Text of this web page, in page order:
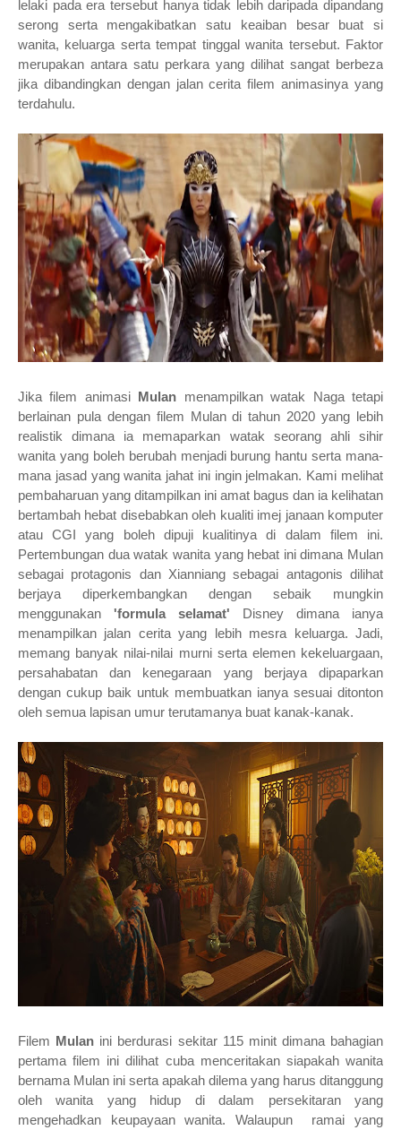
lelaki pada era tersebut hanya tidak lebih daripada dipandang
serong serta mengakibatkan satu keaiban besar buat si
wanita, keluarga serta tempat tinggal wanita tersebut. Faktor
merupakan antara satu perkara yang dilihat sangat berbeza
jika dibandingkan dengan jalan cerita filem animasinya yang
terdahulu.
Jika filem animasi Mulan menampilkan watak Naga tetapi
berlainan pula dengan filem Mulan di tahun 2020 yang lebih
realistik dimana ia memaparkan watak seorang ahli sihir
wanita yang boleh berubah menjadi burung hantu serta mana-
mana jasad yang wanita jahat ini ingin jelmakan. Kami melihat
pembaharuan yang ditampilkan ini amat bagus dan ia kelihatan
bertambah hebat disebabkan oleh kualiti imej janaan komputer
atau CGI yang boleh dipuji kualitinya di dalam filem ini.
Pertembungan dua watak wanita yang hebat ini dimana Mulan
sebagai protagonis dan Xianniang sebagai antagonis dilihat
berjaya diperkembangkan dengan sebaik mungkin
menggunakan 'formula selamat' Disney dimana ianya
menampilkan jalan cerita yang lebih mesra keluarga. Jadi,
memang banyak nilai-nilai murni serta elemen kekeluargaan,
persahabatan dan kenegaraan yang berjaya dipaparkan
dengan cukup baik untuk membuatkan ianya sesuai ditonton
oleh semua lapisan umur terutamanya buat kanak-kanak.
Filem Mulan ini berdurasi sekitar 115 minit dimana bahagian
pertama filem ini dilihat cuba menceritakan siapakah wanita
bernama Mulan ini serta apakah dilema yang harus ditanggung
oleh wanita yang hidup di dalam persekitaran yang
mengehadkan keupayaan wanita. Walaupun ramai yang